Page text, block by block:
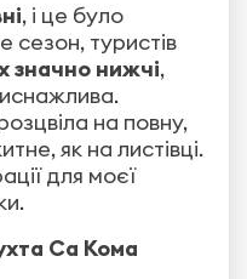
, і це було
туристів
значно нижчі,
на повну,
як на листівці.
для моєї
Са Кома